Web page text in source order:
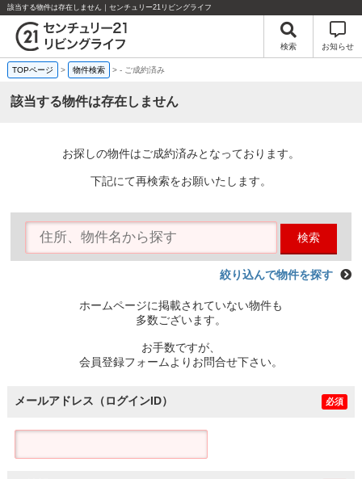
該当する物件は存在しません｜センチュリー21リビングライフ
検索 お知らせ
TOPページ > 物件検索 >- ご成約済み
該当する物件は存在しません
お探しの物件はご成約済みとなっております。
下記にて再検索をお願いたします。
検索
絞り込んで物件を探す
ホームページに掲載されていない物件も
多数ございます。
お手数ですが、
会員登録フォームよりお問合せ下さい。
メールアドレス（ログインID） 必須